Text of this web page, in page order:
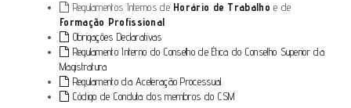
Regulamentos Internos de Horário de Trabalho e de
Formação Profissional
Obrigações Declarativas
Regulamento Interno do Conselho de Ética do Conselho Superior da
Magistratura
Regulamento da Aceleração Processual
Código de Conduta dos membros do CSM